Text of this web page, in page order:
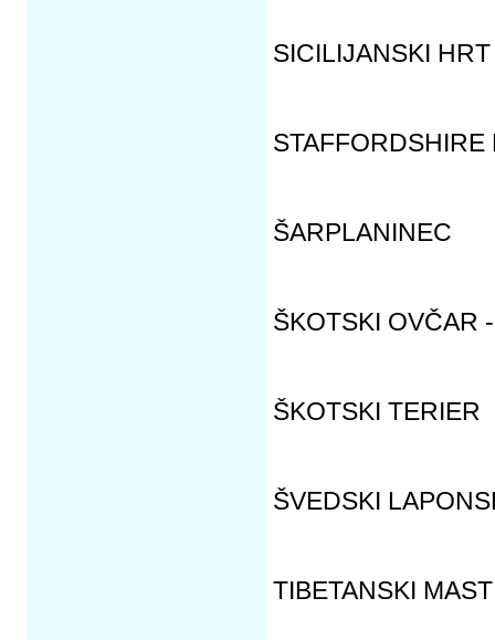
SICILIJANSKI
STAFFORDSHIRE
ŠARPLANINEC
ŠKOTSKI OVČAR
ŠKOTSKI TERIER
ŠVEDSKI
TIBETANSKI